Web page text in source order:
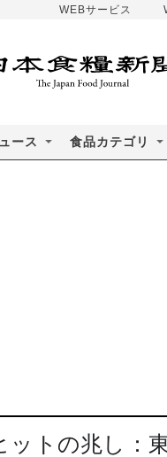
WEBサービス
ース 食品カテゴリ
ットの兆し：